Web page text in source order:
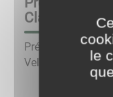
Claire de Velée
Présentation
Velée.
le